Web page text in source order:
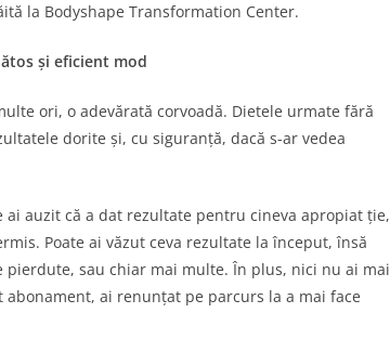
la Bodyshape Transformation Center.
și eficient mod
ori, o adevărată corvoadă. Dietele urmate fără
dorite și, cu siguranță, dacă s-ar vedea
auzit că a dat rezultate pentru cineva apropiat ție,
Poate ai văzut ceva rezultate la început, însă
sau chiar mai multe. În plus, nici nu ai mai
ai renunțat pe parcurs la a mai face